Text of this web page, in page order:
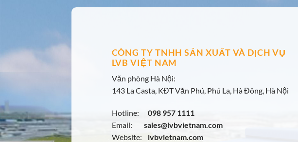
CÔNG TY TNHH SẢN XUẤT VÀ DỊCH VỤ
LVB VIỆT NAM
Văn phòng Hà Nội:
143 La Casta, KĐT Văn Phú, Phú La, Hà Đông, Hà Nội
Hotline:
098 957 1111
Email:
sales@lvbvietnam.com
Website:
lvbvietnam.com